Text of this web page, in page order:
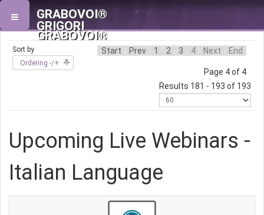
GRABOVOI®
GRIGORI
GRABOVOI®
Sort by
Ordering -/+
Start Prev 1 2 3 4 Next End
Page 4 of 4
Results 181 - 193 of 193
Upcoming Live Webinars -
Italian Language